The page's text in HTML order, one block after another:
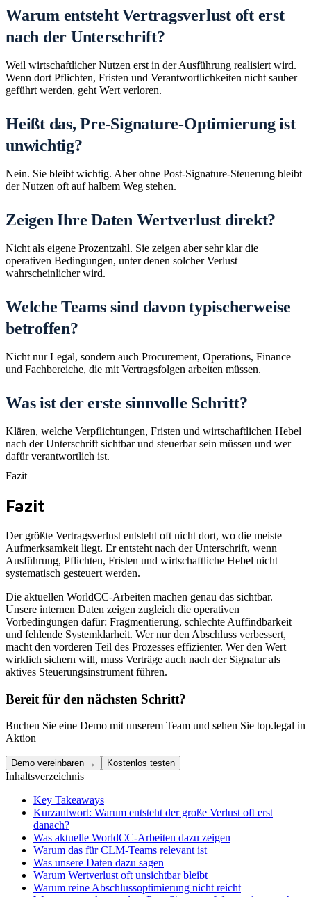
Warum entsteht Vertragsverlust oft erst
nach der Unterschrift?
Weil wirtschaftlicher Nutzen erst in der Ausführung realisiert wird.
Wenn dort Pflichten, Fristen und Verantwortlichkeiten nicht sauber
geführt werden, geht Wert verloren.
Heißt das, Pre-Signature-Optimierung ist
unwichtig?
Nein. Sie bleibt wichtig. Aber ohne Post-Signature-Steuerung bleibt
der Nutzen oft auf halbem Weg stehen.
Zeigen Ihre Daten Wertverlust direkt?
Nicht als eigene Prozentzahl. Sie zeigen aber sehr klar die
operativen Bedingungen, unter denen solcher Verlust
wahrscheinlicher wird.
Welche Teams sind davon typischerweise
betroffen?
Nicht nur Legal, sondern auch Procurement, Operations, Finance
und Fachbereiche, die mit Vertragsfolgen arbeiten müssen.
Was ist der erste sinnvolle Schritt?
Klären, welche Verpflichtungen, Fristen und wirtschaftlichen Hebel
nach der Unterschrift sichtbar und steuerbar sein müssen und wer
dafür verantwortlich ist.
Fazit
Fazit
Der größte Vertragsverlust entsteht oft nicht dort, wo die meiste
Aufmerksamkeit liegt. Er entsteht nach der Unterschrift, wenn
Ausführung, Pflichten, Fristen und wirtschaftliche Hebel nicht
systematisch gesteuert werden.
Die aktuellen WorldCC-Arbeiten machen genau das sichtbar.
Unsere internen Daten zeigen zugleich die operativen
Vorbedingungen dafür: Fragmentierung, schlechte Auffindbarkeit
und fehlende Systemklarheit. Wer nur den Abschluss verbessert,
macht den vorderen Teil des Prozesses effizienter. Wer den Wert
wirklich sichern will, muss Verträge auch nach der Signatur als
aktives Steuerungsinstrument führen.
Bereit für den nächsten Schritt?
Buchen Sie eine Demo mit unserem Team und sehen Sie top.legal in
Aktion
Demo vereinbaren → Kostenlos testen
Inhaltsverzeichnis
Key Takeaways
Kurzantwort: Warum entsteht der große Verlust oft erst
danach?
Was aktuelle WorldCC-Arbeiten dazu zeigen
Warum das für CLM-Teams relevant ist
Was unsere Daten dazu sagen
Warum Wertverlust oft unsichtbar bleibt
Warum reine Abschlussoptimierung nicht reicht